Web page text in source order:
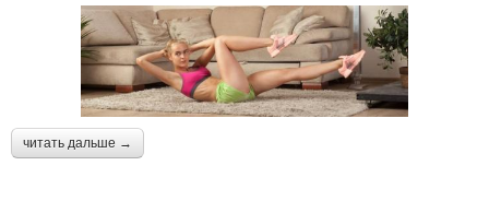
читать дальше →